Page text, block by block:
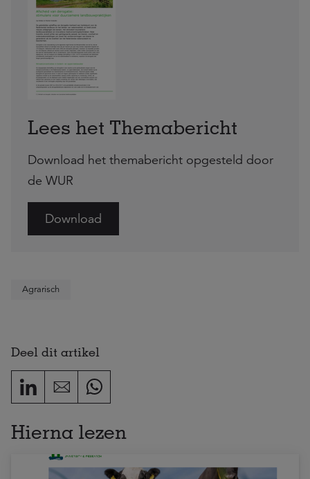
Lees het Themabericht
Download het themabericht opgesteld door
de WUR
Download
Agrarisch
Deel dit artikel
Hierna lezen